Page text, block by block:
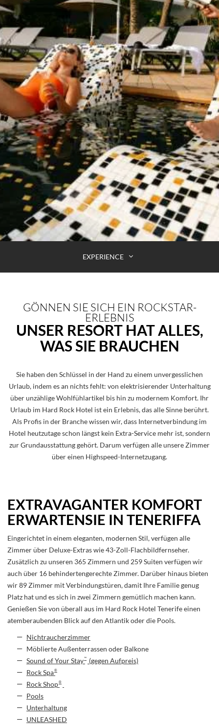
EXPERIENCE
GÖNNEN SIE SICH EIN ROCKSTAR-
ERLEBNIS
UNSER RESORT HAT ALLES,
WAS SIE BRAUCHEN
Sie haben den Schlüssel in der Hand zu einem unvergesslichen
Urlaub, indem es an nichts fehlt: von elektrisierender Unterhaltung
über unzählige Wohlfühlartikel bis hin zu modernem Komfort. Ihr
Urlaub im Hard Rock Hotel ist ein Erlebnis, das alle Sinne berührt.
Als Profis in der Branche wissen wir, dass Internetverbindung im
Hotel heutzutage schon längst kein Extra-Service mehr ist, sondern
zur Grundausstattung gehört. Darum verfügen alle unsere Zimmer
über einen Highspeed-Internetzugang.
EXTRAVAGANTER KOMFORT
ERWARTENSIE IN TENERIFFA
Eingerichtet in einem eleganten, modernen Stil, verfügen alle
Zimmer über Deluxe-Extras wie 43-Zoll-Flachbildfernseher.
Zusätzlich zu unseren 365 Zimmern und 259 Suiten verfügen wir
auch über 16 behindertengerechte Zimmer. Darüber hinaus bieten
wir 89 Zimmer mit Verbindungstüren, damit Ihre Familie genug
Platz hat und es sich in zwei Zimmern gemütlich machen kann.
Genießen Sie von überall aus im Hard Rock Hotel Tenerife einen
atemberaubenden Blick auf den Atlantik oder die Pools.
Nichtraucherzimmer
Möblierte Außenterrassen oder Balkone
Sound of Your Stay™
(gegen Aufpreis)
Rock Spa®
Rock Shop®
Pools
Unterhaltung
UNLEASHED